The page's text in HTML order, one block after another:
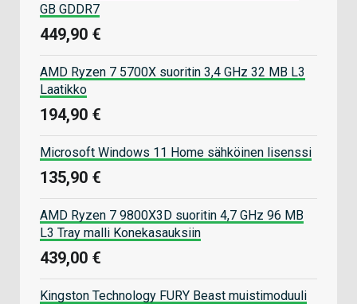
GB GDDR7
449,90 €
AMD Ryzen 7 5700X suoritin 3,4 GHz 32 MB L3
Laatikko
194,90 €
Microsoft Windows 11 Home sähköinen lisenssi
135,90 €
AMD Ryzen 7 9800X3D suoritin 4,7 GHz 96 MB
L3 Tray malli Konekasauksiin
439,00 €
Kingston Technology FURY Beast muistimoduuli